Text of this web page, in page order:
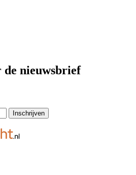
nieuwsbrief
Inschrijven